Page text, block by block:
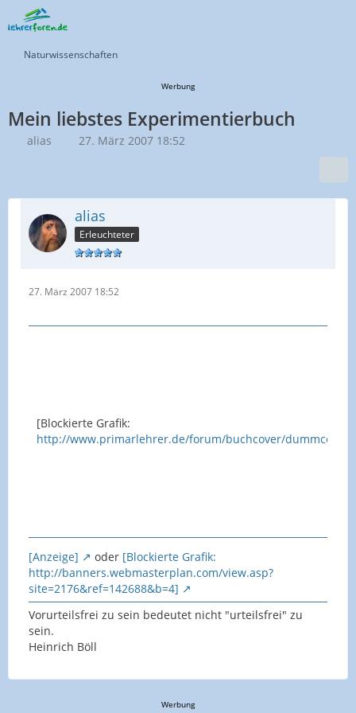
Naturwissenschaften
Werbung
Mein liebstes Experimentierbuch
alias 27. März 2007 18:52
alias
Erleuchteter
27. März 2007 18:52
[Blockierte Grafik:
http://www.primarlehrer.de/forum/buchcover/
[Anzeige] oder [Blockierte Grafik:
http://banners.webmasterplan.com/view.asp?
site=2176&ref=142688&b=4]
Vorurteilsfrei zu sein bedeutet nicht "urteilsfrei" zu
sein.
Heinrich Böll
Werbung